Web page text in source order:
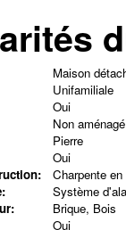
Maison
Unifamiliale
Oui
Non aménagé
Pierre
Oui
Charpente en
Système
Brique, Bois
Oui